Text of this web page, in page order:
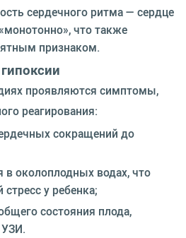
сердечного ритма — сердце
что также
признаком.
проявляются симптомы,
реагирования:
сокращений до
в околоплодных водах, что
у ребенка;
состояния плода,